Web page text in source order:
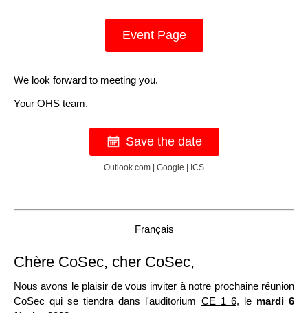
Event Page
We look forward to meeting you.
Your OHS team.
Save the date
Outlook.com Google ICS
Français
Chère CoSec, cher CoSec,
Nous avons le plaisir de vous inviter à notre prochaine réunion
CoSec qui se tiendra dans l'auditorium CE 1 6, lemardi 6